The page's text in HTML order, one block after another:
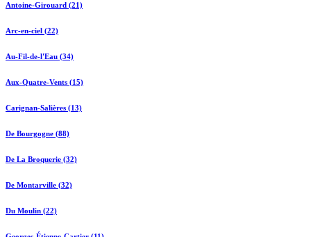
Antoine-Girouard (21)
Arc-en-ciel (22)
Au-Fil-de-l'Eau (34)
Aux-Quatre-Vents (15)
Carignan-Salières (13)
De Bourgogne (88)
De La Broquerie (32)
De Montarville (32)
Du Moulin (22)